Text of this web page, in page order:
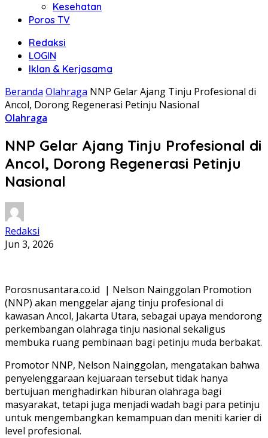
Kesehatan
Poros TV
Redaksi
LOGIN
Iklan & Kerjasama
Beranda Olahraga NNP Gelar Ajang Tinju Profesional di
Ancol, Dorong Regenerasi Petinju Nasional
Olahraga
NNP Gelar Ajang Tinju Profesional di
Ancol, Dorong Regenerasi Petinju
Nasional
Redaksi
Jun 3, 2026
Porosnusantara.co.id | Nelson Nainggolan Promotion
(NNP) akan menggelar ajang tinju profesional di
kawasan Ancol, Jakarta Utara, sebagai upaya mendorong
perkembangan olahraga tinju nasional sekaligus
membuka ruang pembinaan bagi petinju muda berbakat.
Promotor NNP, Nelson Nainggolan, mengatakan bahwa
penyelenggaraan kejuaraan tersebut tidak hanya
bertujuan menghadirkan hiburan olahraga bagi
masyarakat, tetapi juga menjadi wadah bagi para petinju
untuk mengembangkan kemampuan dan meniti karier di
level profesional.